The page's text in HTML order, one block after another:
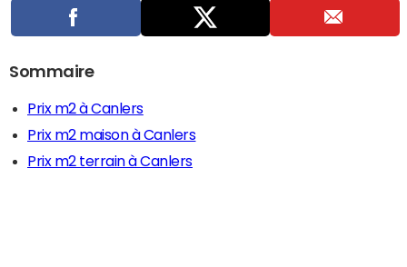
Sommaire
Prix m2 à Canlers
Prix m2 maison à Canlers
Prix m2 terrain à Canlers